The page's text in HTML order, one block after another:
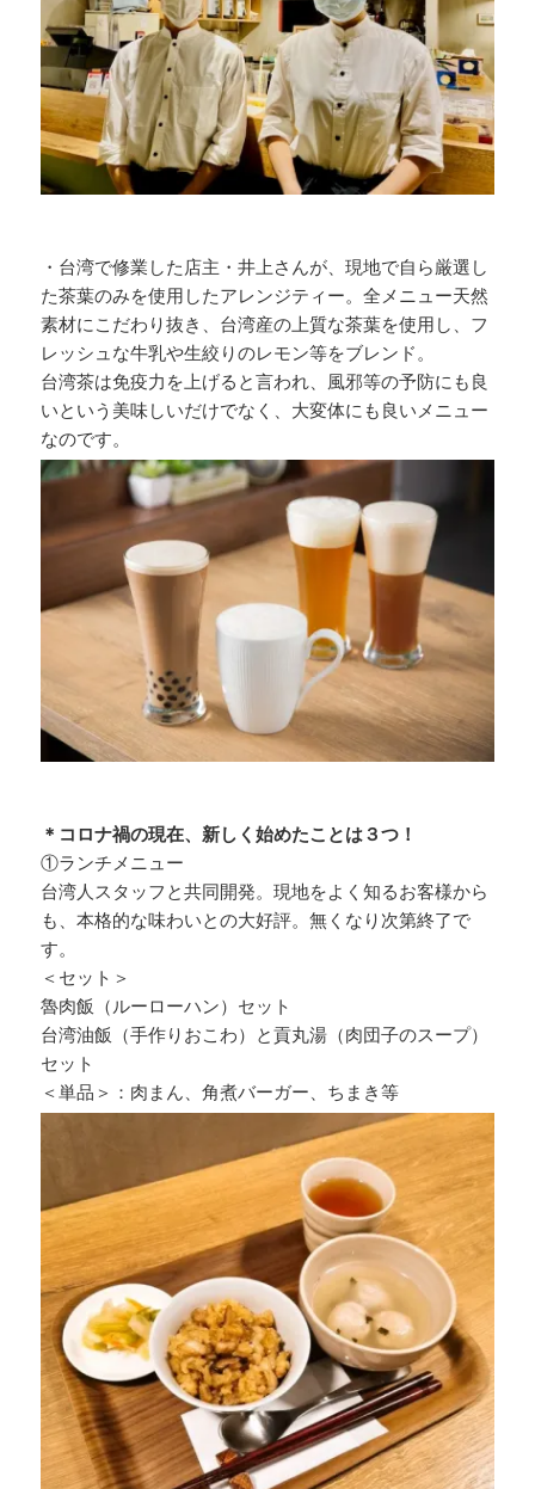
・台湾で修業した店主・井上さんが、現地で自ら厳選し
た茶葉のみを使用したアレンジティー。全メニュー天然
素材にこだわり抜き、台湾産の上質な茶葉を使用し、フ
レッシュな牛乳や生絞りのレモン等をブレンド。
台湾茶は免疫力を上げると言われ、風邪等の予防にも良
いという美味しいだけでなく、大変体にも良いメニュー
なのです。
＊コロナ禍の現在、新しく始めたことは３つ！
①ランチメニュー
台湾人スタッフと共同開発。現地をよく知るお客様から
も、本格的な味わいとの大好評。無くなり次第終了で
す。
＜セット＞
魯肉飯（ルーローハン）セット
台湾油飯（手作りおこわ）と貢丸湯（肉団子のスープ）
セット
＜単品＞：肉まん、角煮バーガー、ちまき等